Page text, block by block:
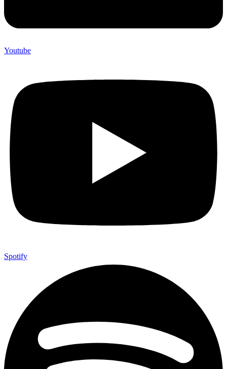
Youtube
Spotify